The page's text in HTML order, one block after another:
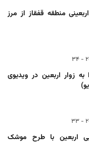
منطقه قفقاز از مرز
زوار اربعین در ویدیوی
اربعین با طرح موشک